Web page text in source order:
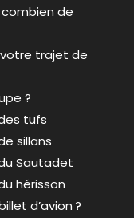
combien de
trajet de
?
tufs
sillans
Sautadet
hérisson
d’avion ?